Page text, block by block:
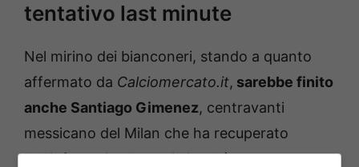
tentativo last minute
Nel mirino dei bianconeri, stando a quanto
affermato da Calciomercato.it, sarebbe finito
anche Santiago Gimenez, centravanti
messicano del Milan che ha recuperato
dall’infortunio alla caviglia ed è pronto a